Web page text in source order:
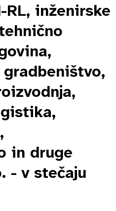
RL, inženirske
in druge
- v stečaju